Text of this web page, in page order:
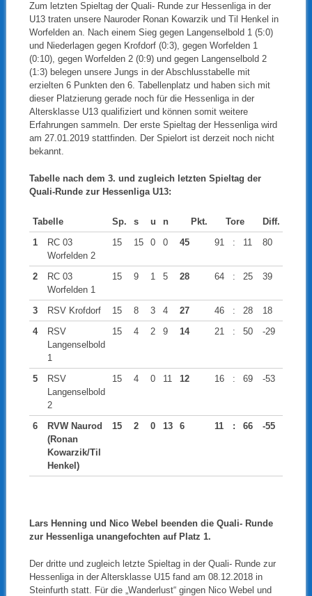
Zum letzten Spieltag der Quali- Runde zur Hessenliga in der
U13 traten unsere Nauroder Ronan Kowarzik und Til Henkel in
Worfelden an. Nach einem Sieg gegen Langenselbold 1 (5:0)
und Niederlagen gegen Krofdorf (0:3), gegen Worfelden 1
(0:10), gegen Worfelden 2 (0:9) und gegen Langenselbold 2
(1:3) belegen unsere Jungs in der Abschlusstabelle mit
erzielten 6 Punkten den 6. Tabellenplatz und haben sich mit
dieser Platzierung gerade noch für die Hessenliga in der
Altersklasse U13 qualifiziert und können somit weitere
Erfahrungen sammeln. Der erste Spieltag der Hessenliga wird
am 27.01.2019 stattfinden. Der Spielort ist derzeit noch nicht
bekannt.
Tabelle nach dem 3. und zugleich letzten Spieltag der
Quali-Runde zur Hessenliga U13:
Tabelle Sp. s u n Pkt. Tore
Diff.
1
RC 03
Worfelden 2
15 15 0 0 45 91 : 11 80
2
RC 03
Worfelden 1
15 9 1 5 28 64 : 25 39
3 RSV Krofdorf 15 8 3 4 27 46 : 28
18
4
RSV
Langenselbold
1
15 4 2 9 14 21 : 50 -29
5
RSV
Langenselbold
2
15 4 0 11 12 16 : 69 -53
6
RVW Naurod
(Ronan
Kowarzik/Til
Henkel)
15 2 0 13 6 11 : 66 -55
Lars Henning und Nico Webel beenden die Quali- Runde
zur Hessenliga unangefochten auf Platz 1.
Der dritte und zugleich letzte Spieltag in der Quali- Runde zur
Hessenliga in der Altersklasse U15 fand am 08.12.2018 in
Steinfurth statt. Für die „Wanderlust“ gingen Nico Webel und